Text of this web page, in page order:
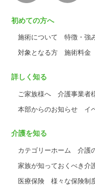
初めての方へ
施術について 特徴・強
対象となる方
施術料金
詳しく知る
ご家族様へ 介護事業者
本部からのお知らせ
イ
介護を知る
カテゴリーホーム 介護
家族が知っておくべき介
医療保険
様々な保険制